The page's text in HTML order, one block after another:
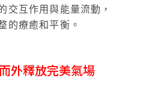
交互作用與能量流動，
的療癒和平衡。
外釋放完美氣場